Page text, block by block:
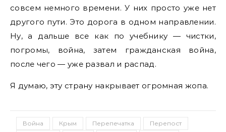
совсем немного времени. У них просто уже нет
другого пути. Это дорога в одном направлении.
Ну, а дальше все как по учебнику — чистки,
погромы, война, затем гражданская война,
после чего — уже развал и распад.
Я думаю, эту страну накрывает огромная жопа.
Война Крым Перепечатка
Перепост